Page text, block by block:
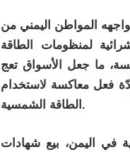
المواطن اليمني من
لمنظومات الطاقة
ما جعل الأسواق تعج
فعل معاكسة لاستخدام
الطاقة الشمسية.
في اليمن، بيع شهادات